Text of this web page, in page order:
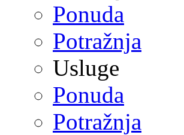
Ponuda
Potražnja
Usluge
Ponuda
Potražnja